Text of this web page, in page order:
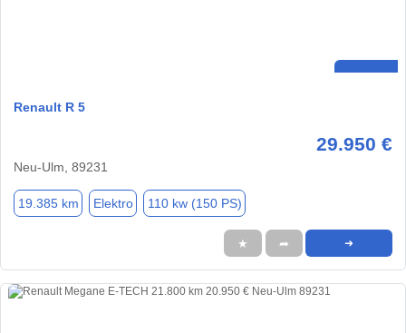
Renault R 5
29.950 €
Neu-Ulm, 89231
19.385 km Elektro 110 kw (150 PS)
★ ➦ ➜